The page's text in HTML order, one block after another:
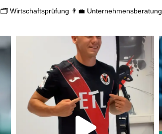
🗂️ Wirtschaftsprüfung 👨‍💼 Unternehmensberatung